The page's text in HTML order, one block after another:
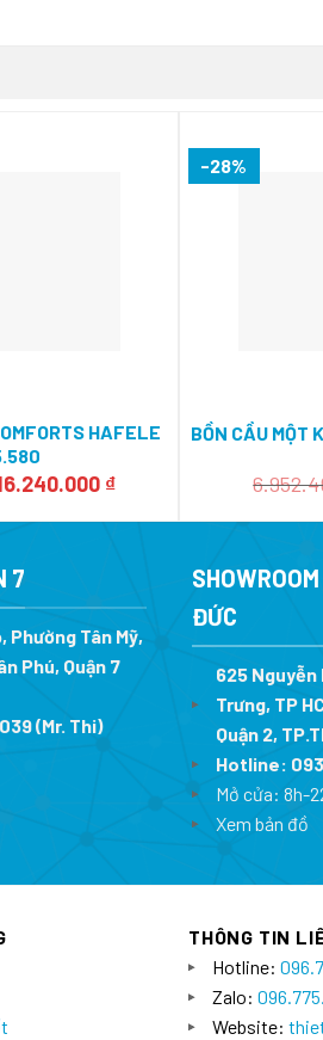
HAFELE
₫Giá
tại
16.240.000 ₫.
-28%
BỒN CẦU MỘT
7
Phường Tân Mỹ,
Phú, Quận 7
(Mr. Thi)
ĐỨC
625 Nguyễn
Trưng, TP
Quận 2,
Hotline:
Mở cửa: 8h-
Xem bản đồ
THÔNG TIN
Hotline:
Zalo:
Website: